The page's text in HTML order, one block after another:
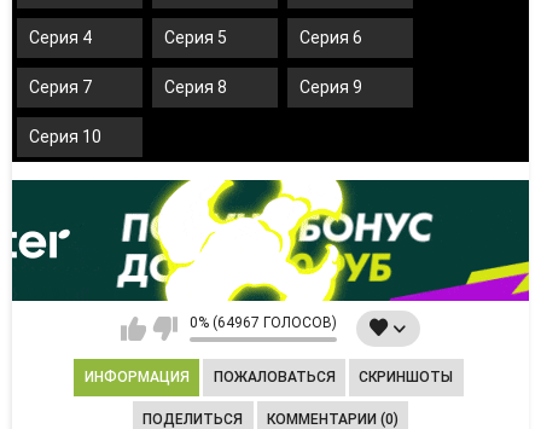
Серия 4 Серия 5 Серия 6
Серия 7 Серия 8 Серия 9
Серия 10
0% (64967 ГОЛОСОВ)
ИНФОРМАЦИЯ ПОЖАЛОВАТЬСЯ СКРИНШОТЫ
ПОДЕЛИТЬСЯ КОММЕНТАРИИ (0)